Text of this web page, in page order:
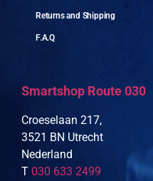
Returns and Shipping
F.A.Q
Smartshop Route 030
Croeselaan 217,
3521 BN Utrecht
Nederland
T 030 633 2499